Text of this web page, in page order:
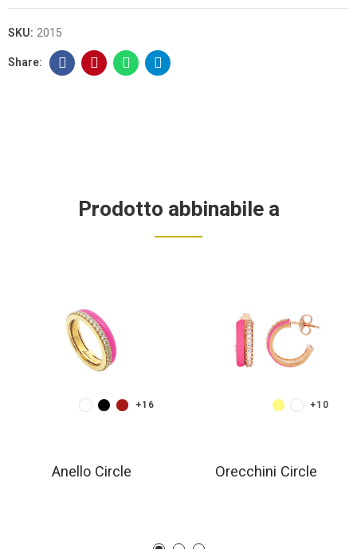
SKU: 2015
Prodotto abbinabile a
Anello Circle
+16
Orecchini Circle
+10